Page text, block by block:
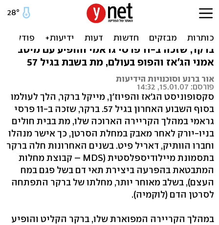
נגן הג'אז מייקל ברקר הלך
ברקר, שזכה ב-11 פרסי גראמי והופיע עם מיטב
אמני הג'אז והפופ בעולם, מת בשבת בגיל 57
אור ברנע וסוכנויות הידיעות
פורסם: 15.01.07, 14:32
סקסופוניסט הג'אז והפיוז'ן, מייקל ברקר, הלך לעולמו
בסוף השבוע האחרון בגיל 57. ברקר, שזכה ב-11 פרסי
גראמי במהלך הקריירה הארוכה שלו, מת בבית חולים
בניו-יורק לאחר מאבק במחלת הסרטן, כך אישר מנהלו
וחברו הוותיק, דאריל פיט. בשנים האחרונות חלה ברקר
בתסמונת מיילודיספלסטית (MDS – קבוצת מחלות
המתבטאת בהפרעה ביצירת תאי דם בשל פגם במח
העצם), בשלב מאוחר יותר, מחלתו של ברקר התפתחה
לסרטן הדם (לוקמיה).
במהלך הקריירה המפוארת שלו, ברקר הקליט והופיע